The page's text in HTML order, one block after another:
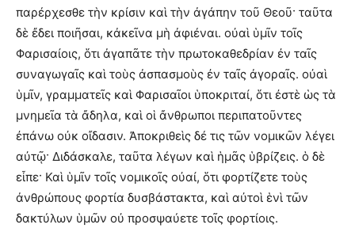
παρέρχεσθε τὴν κρίσιν καὶ τὴν ἀγάπην τοῦ Θεοῦ· ταῦτα
δὲ ἔδει ποιῆσαι, κἀκεῖνα μὴ ἀφιέναι. οὐαὶ ὑμῖν τοῖς
Φαρισαίοις, ὅτι ἀγαπᾶτε τὴν πρωτοκαθεδρίαν ἐν ταῖς
συναγωγαῖς καὶ τοὺς ἀσπασμοὺς ἐν ταῖς ἀγοραῖς. οὐαὶ
ὑμῖν, γραμματεῖς καὶ Φαρισαῖοι ὑποκριταί, ὅτι ἐστὲ ὡς τὰ
μνημεῖα τὰ ἄδηλα, καὶ οἱ ἄνθρωποι περιπατοῦντες
ἐπάνω οὐκ οἴδασιν. Ἀποκριθεὶς δέ τις τῶν νομικῶν λέγει
αὐτῷ· Διδάσκαλε, ταῦτα λέγων καὶ ἡμᾶς ὑβρίζεις. ὁ δὲ
εἶπε· Καὶ ὑμῖν τοῖς νομικοῖς οὐαί, ὅτι φορτίζετε τοὺς
ἀνθρώπους φορτία δυσβάστακτα, καὶ αὐτοὶ ἑνὶ τῶν
δακτύλων ὑμῶν οὐ προσψαύετε τοῖς φορτίοις.